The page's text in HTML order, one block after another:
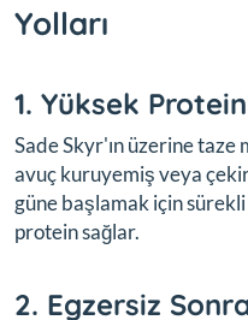
Yolları
1. Yüksek
Sade Skyr'ın üzerine
avuç kuruyemiş veya
güne başlamak için
protein sağlar.
2. Egzersiz